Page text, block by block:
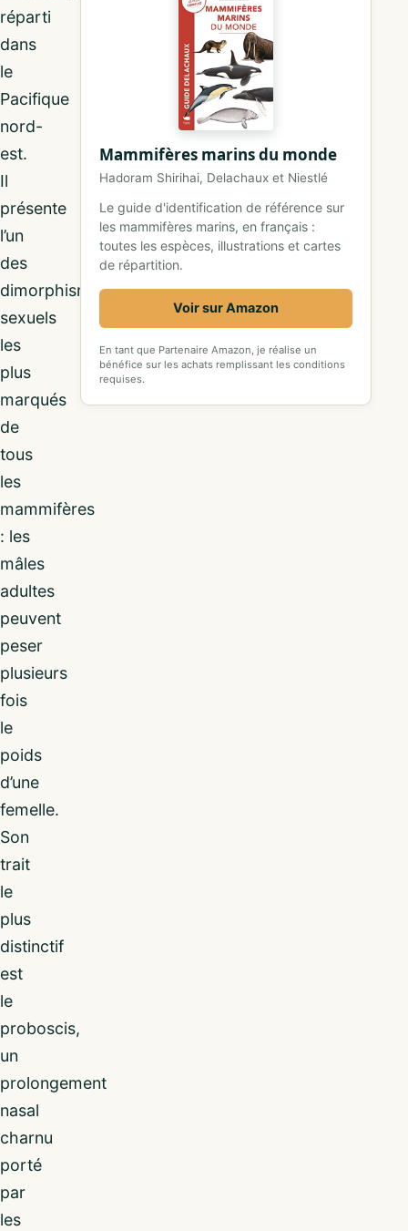
réparti
dans
le
Pacifique
nord-
est.
Il
présente
l’un
des
dimorphismes
sexuels
les
plus
marqués
de
tous
les
mammifères
: les
mâles
adultes
peuvent
peser
plusieurs
fois
le
poids
d’une
femelle.
Son
trait
le
plus
distinctif
est
le
proboscis,
un
prolongement
nasal
charnu
porté
par
les
Mammifères marins du monde
Hadoram Shirihai, Delachaux et Niestlé
Le guide d'identification de référence sur
les mammifères marins, en français :
toutes les espèces, illustrations et cartes
de répartition.
Voir sur Amazon
En tant que Partenaire Amazon, je réalise un
bénéfice sur les achats remplissant les conditions
requises.